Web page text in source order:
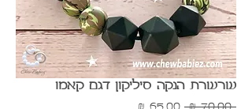
שרשרת הנקה סיליקון דגם קאמו
מחיר